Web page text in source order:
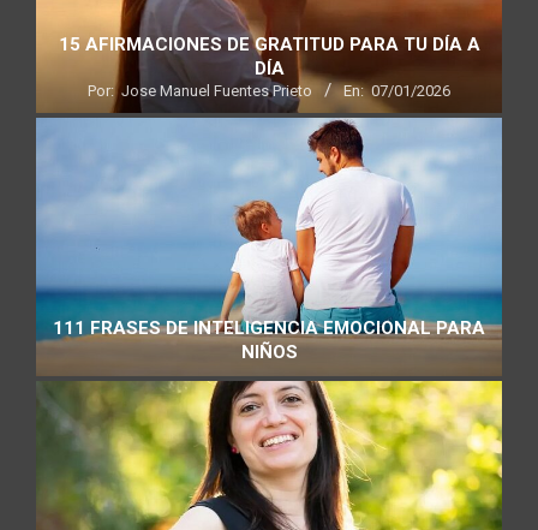
15 AFIRMACIONES DE GRATITUD PARA TU DÍA A
DÍA
Por: Jose Manuel Fuentes Prieto En: 07/01/2026
111 FRASES DE INTELIGENCIA EMOCIONAL PARA
NIÑOS